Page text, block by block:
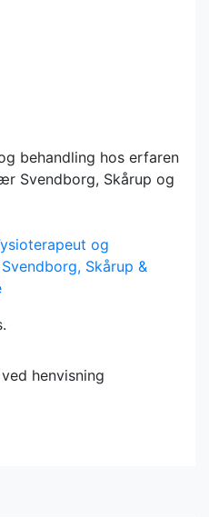
behandling hos erfaren
Svendborg, Skårup og
og
Skårup &
henvisning